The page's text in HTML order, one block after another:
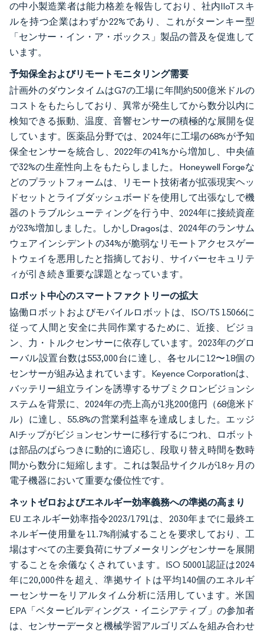
の中小製造業者は能力格差を報告しており、社内IIoTスキ
ルを持つ企業はわずか22%であり、これがターンキー型
「センサー・イン・ア・ボックス」製品の普及を促進して
います。
予知保全およびリモートモニタリング需要
計画外のダウンタイムはG7の工場に年間約500億米ドルの
コストをもたらしており、異常が発生してから数分以内に
検知できる振動、温度、音響センサーの積極的な展開を促
しています。医薬品分野では、2024年に工場の68%が予知
保全センサーを統合し、2022年の41%から増加し、中央値
で32%の生産性向上をもたらしました。Honeywell Forgeな
どのプラットフォームは、リモート技術者が拡張現実ヘッ
ドセットとライブダッシュボードを使用して出張なしで機
器のトラブルシューティングを行う中、2024年に接続資産
が23%増加しました。しかしDragosは、2024年のランサム
ウェアインシデントの34%が脆弱なリモートアクセスゲー
トウェイを悪用したと指摘しており、サイバーセキュリテ
ィが引き続き重要な課題となっています。
ロボット中心のスマートファクトリーの拡大
協働ロボットおよびモバイルロボットは、ISO/TS 15066に
従って人間と安全に共同作業するために、近接、ビジョ
ン、力・トルクセンサーに依存しています。2023年のグロ
ーバル設置台数は553,000台に達し、各セルに12〜18個の
センサーが組み込まれています。Keyence Corporationは、
バッテリー組立ラインを誘導するサブミクロンビジョンシ
ステムを背景に、2024年の売上高が1兆200億円（68億米ド
ル）に達し、55.8%の営業利益率を達成しました。エッジ
AIチップがビジョンセンサーに移行するにつれ、ロボット
は部品のばらつきに動的に適応し、段取り替え時間を数時
間から数分に短縮します。これは製品サイクルが18ヶ月の
電子機器において重要な優位性です。
ネットゼロおよびエネルギー効率義務への準拠の高まり
EU エネルギー効率指令2023/1791は、2030年までに最終エ
ネルギー使用量を11.7%削減することを要求しており、工
場はすべての主要負荷にサブメータリングセンサーを展開
することを余儀なくされています。ISO 50001認証は2024
年に20,000件を超え、準拠サイトは平均140個のエネルギ
ーセンサーをリアルタイム分析に活用しています。米国
EPA「ベタービルディングス・イニシアティブ」の参加者
は、センサーデータと機械学習アルゴリズムを組み合わせ